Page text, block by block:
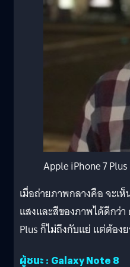
Apple iPhone 7 Plus
เมื่อถ่ายภาพกลางคือ จะเห็
แสงและสีของภาพได้ดีกว่า
Plus ก็ไม่ถึงกับแย่ แต่ต้อง
ผู้ชนะ : Galaxy Note 8